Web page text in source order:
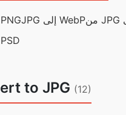
JPG إلى PNG JPG إلى WebP
JPG إلى PSD
to JPG (12)